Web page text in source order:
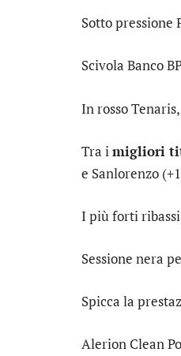
Sotto pressione
Scivola Banco
In rossoTenaris
Tra imigliori
e Sanlorenzo
I più forti
Sessione nera
Spicca la
Alerion Clean